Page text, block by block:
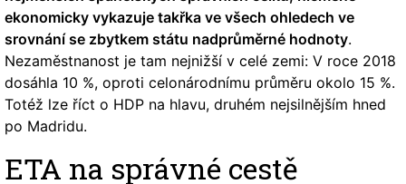
ekonomicky vykazuje takřka ve všech ohledech ve
srovnání se zbytkem státu nadprůměrné hodnoty.
Nezaměstnanost je tam nejnižší v celé zemi: V roce 2018
dosáhla 10 %, oproti celonárodnímu průměru okolo 15 %.
Totéž lze říct o HDP na hlavu, druhém nejsilnějším hned
po Madridu.
ETA na správné cestě